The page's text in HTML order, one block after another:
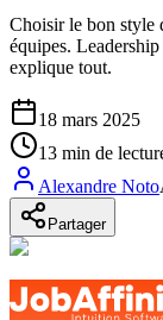
Choisir le bon style
équipes.
explique tout.
18 mars 2025
13 min de
Alexandre Noto
Partager